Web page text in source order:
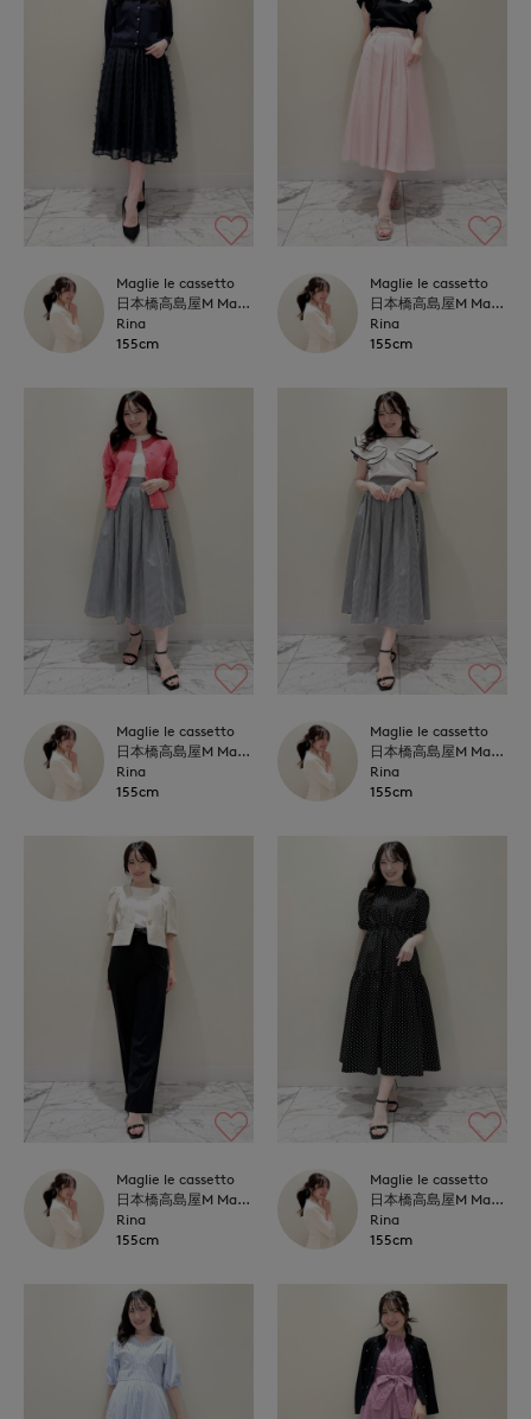
Maglie le cassetto
日本橋高島屋M Maglie le cassetto
Rina
155cm
Maglie le cassetto
日本橋高島屋M Maglie le cassetto
Rina
155cm
Maglie le cassetto
日本橋高島屋M Maglie le cassetto
Rina
155cm
Maglie le cassetto
日本橋高島屋M Maglie le cassetto
Rina
155cm
Maglie le cassetto
日本橋高島屋M Maglie le cassetto
Rina
155cm
Maglie le cassetto
日本橋高島屋M Maglie le cassetto
Rina
155cm